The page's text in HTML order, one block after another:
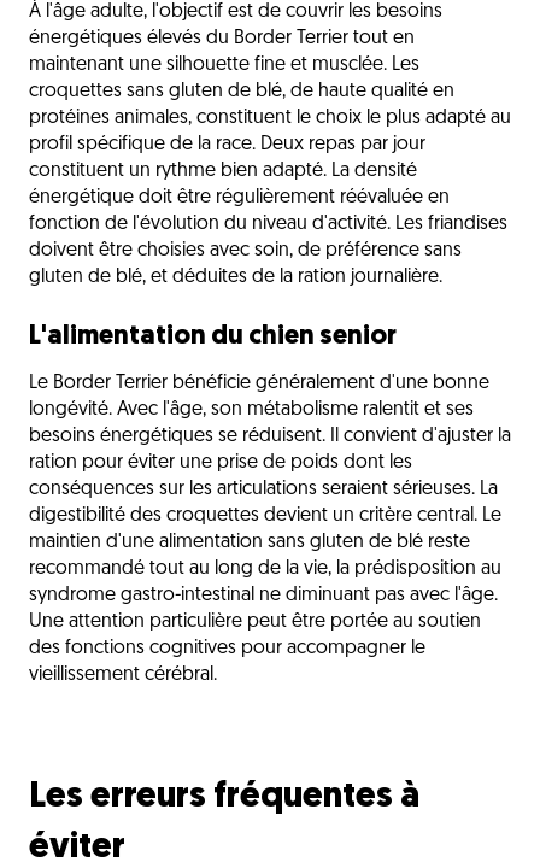
À l'âge adulte, l'objectif est de couvrir les besoins
énergétiques élevés du Border Terrier tout en
maintenant une silhouette fine et musclée. Les
croquettes sans gluten de blé, de haute qualité en
protéines animales, constituent le choix le plus adapté au
profil spécifique de la race. Deux repas par jour
constituent un rythme bien adapté. La densité
énergétique doit être régulièrement réévaluée en
fonction de l'évolution du niveau d'activité. Les friandises
doivent être choisies avec soin, de préférence sans
gluten de blé, et déduites de la ration journalière.
L'alimentation du chien senior
Le Border Terrier bénéficie généralement d'une bonne
longévité. Avec l'âge, son métabolisme ralentit et ses
besoins énergétiques se réduisent. Il convient d'ajuster la
ration pour éviter une prise de poids dont les
conséquences sur les articulations seraient sérieuses. La
digestibilité des croquettes devient un critère central. Le
maintien d'une alimentation sans gluten de blé reste
recommandé tout au long de la vie, la prédisposition au
syndrome gastro-intestinal ne diminuant pas avec l'âge.
Une attention particulière peut être portée au soutien
des fonctions cognitives pour accompagner le
vieillissement cérébral.
Les erreurs fréquentes à
éviter